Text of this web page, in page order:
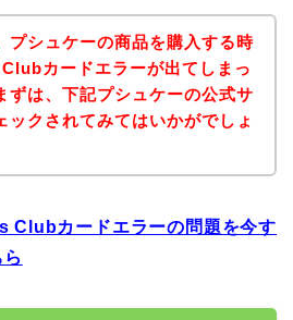
プシュケーの商品を購入する時
カードエラーが出てしまっ
ずは、下記プシュケーの公式サ
ックされてみてはいかがでしょ
Clubカードエラーの問題を今す